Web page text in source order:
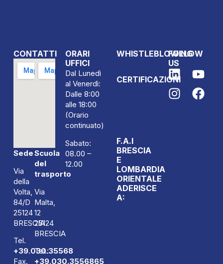
CONTATTI
Sede
Via
della
Volta,
84/D
25124
BRESCIA
Tel.
+39.030.35568
Fax.
Scuola
del
trasporto
Via
Malta,
12
25124
BRESCIA
Tel.:
+39.030.3556865
ORARI
UFFICI
Dal Lunedì
al Venerdì:
Dalle 8:00
alle 18:00
(Orario
continuato)
Sabato:
08.00 –
12.00
WHISTLEBLOWING
CERTIFICAZIONI
F.A.I
BRESCIA
E
LOMBARDIA
ORIENTALE
ADERISCE
A:
FOLLOW
US